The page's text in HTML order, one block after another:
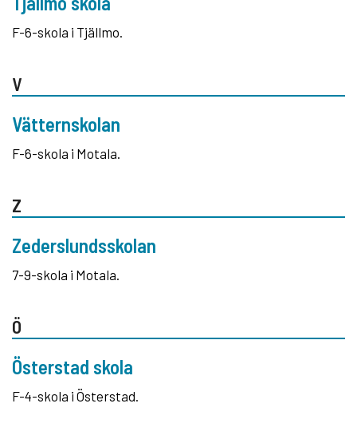
F-6-skola i Tjällmo.
V
Vätternskolan
F-6-skola i Motala.
Z
Zederslundsskolan
7-9-skola i Motala.
Ö
Österstad skola
F-4-skola i Österstad.